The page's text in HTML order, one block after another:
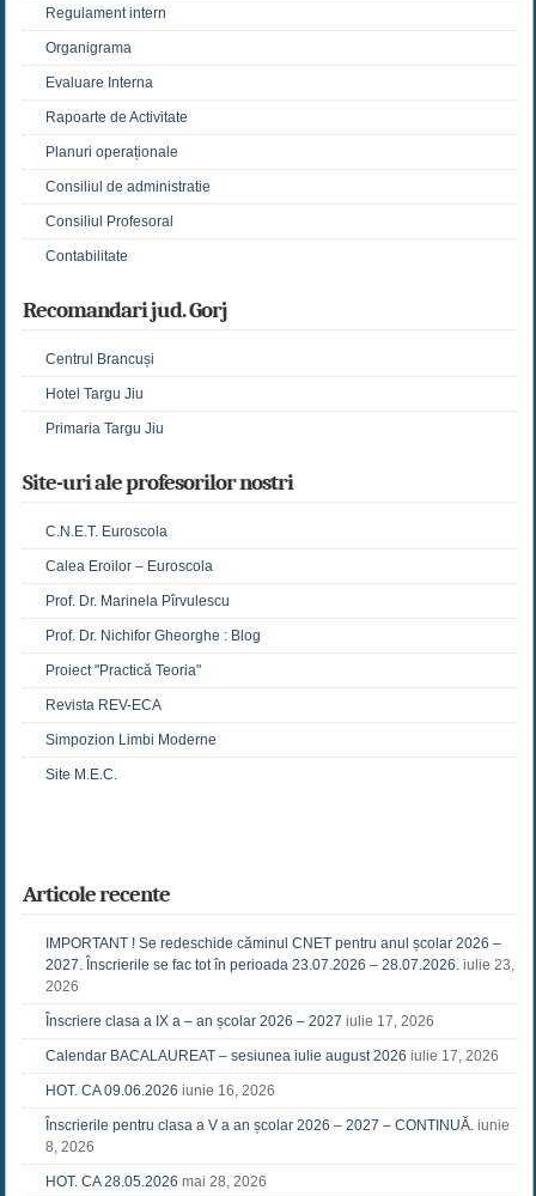
Regulament intern
Organigrama
Evaluare Interna
Rapoarte de Activitate
Planuri operaționale
Consiliul de administratie
Consiliul Profesoral
Contabilitate
Recomandari jud. Gorj
Centrul Brancuși
Hotel Targu Jiu
Primaria Targu Jiu
Site-uri ale profesorilor nostri
C.N.E.T. Euroscola
Calea Eroilor – Euroscola
Prof. Dr. Marinela Pîrvulescu
Prof. Dr. Nichifor Gheorghe : Blog
Proiect "Practică Teoria"
Revista REV-ECA
Simpozion Limbi Moderne
Site M.E.C.
Articole recente
IMPORTANT ! Se redeschide căminul CNET pentru anul școlar 2026 –
2027. Înscrierile se fac tot în perioada 23.07.2026 – 28.07.2026. iulie 23,
2026
Înscriere clasa a IX a – an școlar 2026 – 2027 iulie 17, 2026
Calendar BACALAUREAT – sesiunea iulie august 2026 iulie 17, 2026
HOT. CA 09.06.2026 iunie 16, 2026
Înscrierile pentru clasa a V a an școlar 2026 – 2027 – CONTINUĂ. iunie
8, 2026
HOT. CA 28.05.2026 mai 28, 2026